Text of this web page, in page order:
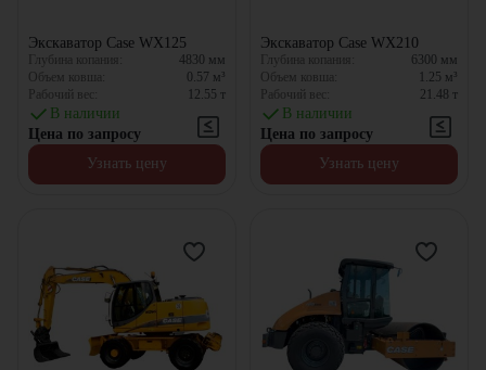
Экскаватор Case WX125
Глубина копания: 4830 мм
Объем ковша:
0.57 м³
Рабочий вес:
12.55 т
В наличии
Цена по запросу
Узнать цену
Экскаватор Case WX210
Глубина копания: 6300 мм
Объем ковша:
1.25 м³
Рабочий вес:
21.48 т
В наличии
Цена по запросу
Узнать цену